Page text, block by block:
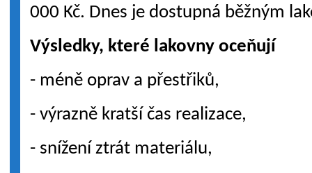
000 Kč. Dnes je dostupná běžným
Výsledky, které lakovny oceňují
- méně oprav a přestřiků,
- výrazně kratší čas realizace,
- snížení ztrát materiálu,